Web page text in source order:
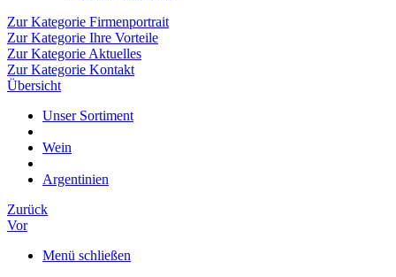
Zur Kategorie Firmenportrait
Zur Kategorie Ihre Vorteile
Zur Kategorie Aktuelles
Zur Kategorie Kontakt
Übersicht
Unser Sortiment
Wein
Argentinien
Zurück
Vor
Menü schließen